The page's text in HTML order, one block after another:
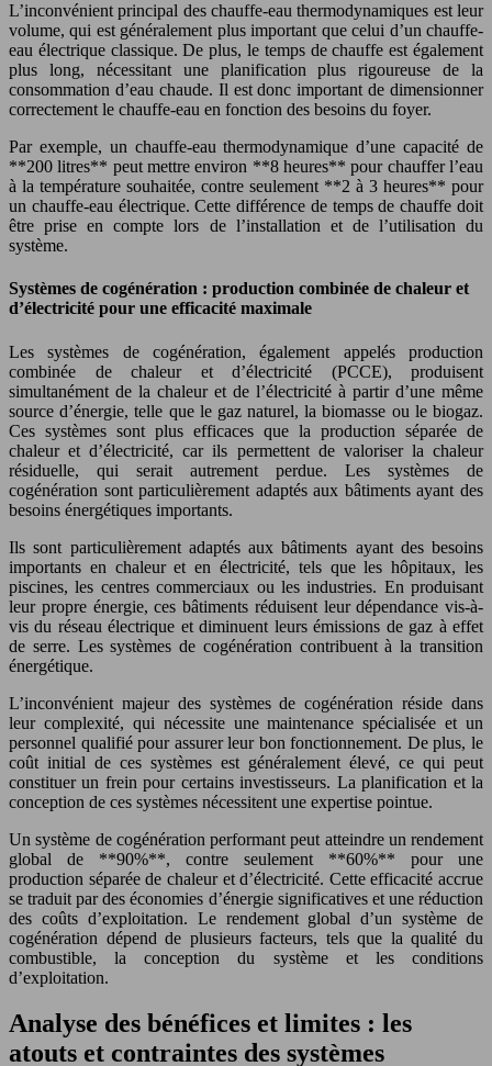
L’inconvénient principal des chauffe-eau thermodynamiques est leur
volume, qui est généralement plus important que celui d’un chauffe-
eau électrique classique. De plus, le temps de chauffe est également
plus long, nécessitant une planification plus rigoureuse de la
consommation d’eau chaude. Il est donc important de dimensionner
correctement le chauffe-eau en fonction des besoins du foyer.
Par exemple, un chauffe-eau thermodynamique d’une capacité de
**200 litres** peut mettre environ **8 heures** pour chauffer l’eau
à la température souhaitée, contre seulement **2 à 3 heures** pour
un chauffe-eau électrique. Cette différence de temps de chauffe doit
être prise en compte lors de l’installation et de l’utilisation du
système.
Systèmes de cogénération : production combinée de chaleur et
d’électricité pour une efficacité maximale
Les systèmes de cogénération, également appelés production
combinée de chaleur et d’électricité (PCCE), produisent
simultanément de la chaleur et de l’électricité à partir d’une même
source d’énergie, telle que le gaz naturel, la biomasse ou le biogaz.
Ces systèmes sont plus efficaces que la production séparée de
chaleur et d’électricité, car ils permettent de valoriser la chaleur
résiduelle, qui serait autrement perdue. Les systèmes de
cogénération sont particulièrement adaptés aux bâtiments ayant des
besoins énergétiques importants.
Ils sont particulièrement adaptés aux bâtiments ayant des besoins
importants en chaleur et en électricité, tels que les hôpitaux, les
piscines, les centres commerciaux ou les industries. En produisant
leur propre énergie, ces bâtiments réduisent leur dépendance vis-à-
vis du réseau électrique et diminuent leurs émissions de gaz à effet
de serre. Les systèmes de cogénération contribuent à la transition
énergétique.
L’inconvénient majeur des systèmes de cogénération réside dans
leur complexité, qui nécessite une maintenance spécialisée et un
personnel qualifié pour assurer leur bon fonctionnement. De plus, le
coût initial de ces systèmes est généralement élevé, ce qui peut
constituer un frein pour certains investisseurs. La planification et la
conception de ces systèmes nécessitent une expertise pointue.
Un système de cogénération performant peut atteindre un rendement
global de **90%**, contre seulement **60%** pour une
production séparée de chaleur et d’électricité. Cette efficacité accrue
se traduit par des économies d’énergie significatives et une réduction
des coûts d’exploitation. Le rendement global d’un système de
cogénération dépend de plusieurs facteurs, tels que la qualité du
combustible, la conception du système et les conditions
d’exploitation.
Analyse des bénéfices et limites : les
atouts et contraintes des systèmes